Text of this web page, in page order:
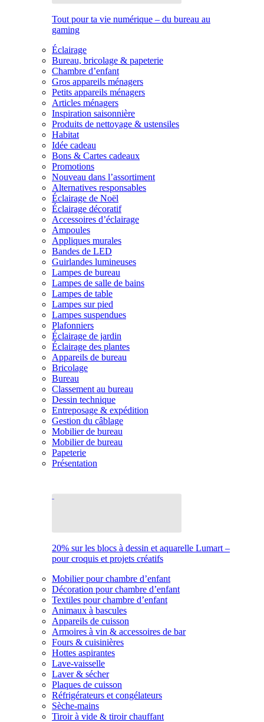
Tout pour ta vie numérique – du bureau au
gaming
Éclairage
Bureau, bricolage & papeterie
Chambre d’enfant
Gros appareils ménagers
Petits appareils ménagers
Articles ménagers
Inspiration saisonnière
Produits de nettoyage & ustensiles
Habitat
Idée cadeau
Bons & Cartes cadeaux
Promotions
Nouveau dans l’assortiment
Alternatives responsables
Éclairage de Noël
Éclairage décoratif
Accessoires d’éclairage
Ampoules
Appliques murales
Bandes de LED
Guirlandes lumineuses
Lampes de bureau
Lampes de salle de bains
Lampes de table
Lampes sur pied
Lampes suspendues
Plafonniers
Éclairage de jardin
Éclairage des plantes
Appareils de bureau
Bricolage
Bureau
Classement au bureau
Dessin technique
Entreposage & expédition
Gestion du câblage
Mobilier de bureau
Mobilier de bureau
Papeterie
Présentation
20% sur les blocs à dessin et aquarelle Lumart –
pour croquis et projets créatifs
Mobilier pour chambre d’enfant
Décoration pour chambre d’enfant
Textiles pour chambre d’enfant
Animaux à bascules
Appareils de cuisson
Armoires à vin & accessoires de bar
Fours & cuisinières
Hottes aspirantes
Lave-vaisselle
Laver & sécher
Plaques de cuisson
Réfrigérateurs et congélateurs
Sèche-mains
Tiroir à vide & tiroir chauffant